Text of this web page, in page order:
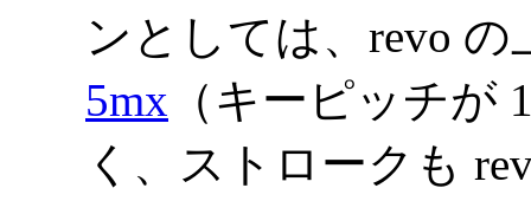
ンとしては、revo
5mx （キーピッチが
く、ストロークも